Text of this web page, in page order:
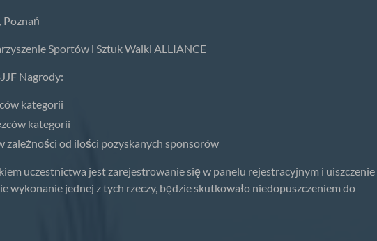
Poznań
Sportów i Sztuk Walki ALLIANCE
Nagrody:
kategorii
kategorii
zależności od ilości pozyskanych sponsorów
uczestnictwa jest zarejestrowanie się w panelu rejestracyjnym i uiszczenie
wykonanie jednej z tych rzeczy, będzie skutkowało niedopuszczeniem do